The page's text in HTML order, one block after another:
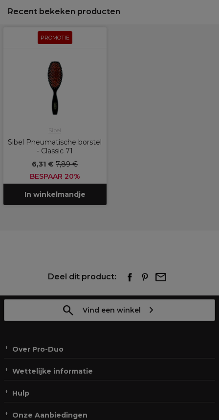
Recent bekeken producten
PROMOTIE
Sibel
Sibel Pneumatische borstel
- Classic 71
6,31 € 7,89 €
BESPAAR 20%
In winkelmandje
Deel dit product:
Vind een winkel
Over Pro-Duo
Wettelijke informatie
Hulp
Onze Aanbiedingen